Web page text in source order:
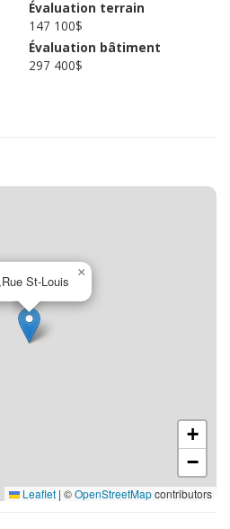
Évaluation terrain
147 100$
Évaluation bâtiment
297 400$
St-Louis
×
+
−
Leaflet | ©OpenStreetMapcontributors